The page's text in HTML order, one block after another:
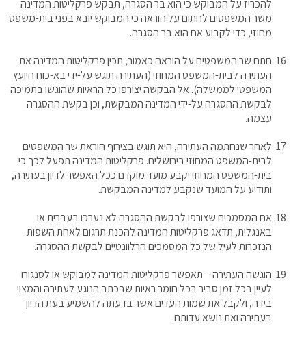
להכריז על המבוקש כי הוא בר הסגרה, תבקש פרקליטות המדינה
משר המשפטים לחתום על הוראה כי המבוקש יובא בפני בית-משפט
מחוזי, כדי לקבוע אם הוא בר הסגרה.
חתם שר המשפטים על הוראה כאמור, תכין פרקליטות המדינה את
העתירה לבית-המשפט המחוזי (העתירה תוגש על-ידי בא-כוח היועץ
המשפטי לממשלה). אל הבקשה יצורפו כל הראיות שהוגשו בתמיכה
לבקשת ההסגרה על-ידי המדינה המבקשת, וכן בקשת ההסגרה
עצמה.
לאחר שנחתמה העתירה, היא תוגש בצירוף הוראת שר המשפטים
לבית-המשפט המחוזי בירושלים. פרקליטות המדינה תפעל לכך כי
בית-המשפט המחוזי יקבע מועד מוקדם ככל האפשר לדיון בעתירה,
ותודיע על המועד שנקבע למדינה המבקשת.
אם המסמכים שצורפו לבקשת ההסגרה לא נערכו בעברית או
באנגלית, תדאג פרקליטות המדינה להכנת תרגום לאחת השפות
הנזכרות לעיל של כל המסמכים הרלוונטיים לבקשת ההסגרה.
הוגשה העתירה – תאפשר פרקליטות המדינה למבוקש או לסנגורו
לעיין בכל זמן סביר בכל חומר ראיות שבכתב הנוגע לעתירה והמצוי
בידה, ולקבל את שמות העדים אשר בדעתה להשמיע בעת הדיון
בעתירה ואת נושא עדותם.